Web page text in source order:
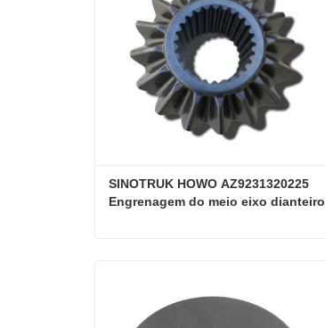
SINOTRUK HOWO AZ9231320225
Engrenagem do meio eixo dianteiro